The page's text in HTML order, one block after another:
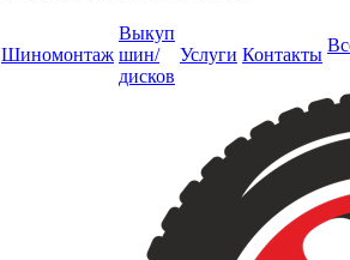
Шиномонтаж
Выкуп
шин/
дисков
Услуги Контакты